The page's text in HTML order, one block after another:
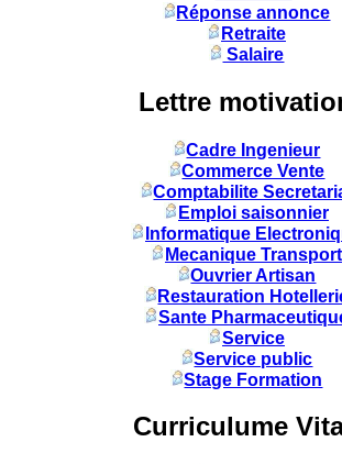
Réponse annonce
Retraite
Salaire
Lettre
Cadre Ingenieur
Commerce Vente
Comptabilite
Emploi saisonnier
Informatique
Mecanique Transport
Ouvrier Artisan
Restauration
Sante
Service
Service public
Stage Formation
Curriculume